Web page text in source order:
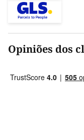
Opiniões dos